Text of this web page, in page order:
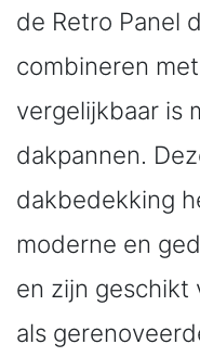
de Retro Panel
combineren
vergelijkbaar is
dakpannen.
dakbedekking
moderne en
en zijn geschikt
als